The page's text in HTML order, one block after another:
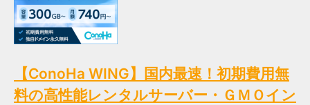
【ConoHa WING】国内最速！初期費用無
料の高性能レンタルサーバー・ＧＭＯイン